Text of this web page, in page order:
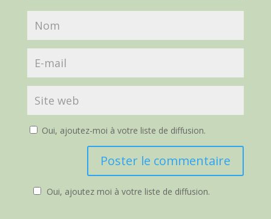
Oui, ajoutez-moi à votre liste de diffusion.
Oui, ajoutez moi à votre liste de diffusion.